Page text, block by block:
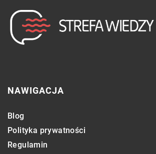
NAWIGACJA
Blog
Polityka prywatności
Regulamin